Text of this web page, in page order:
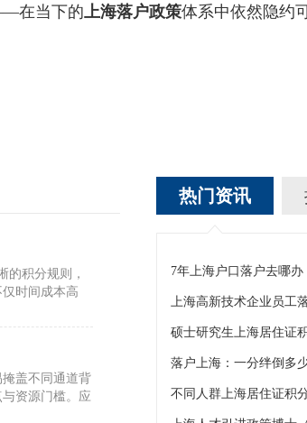
在当下的上海落户政策体系中依然隐约
的积分规则，
时间成本高
盖不同通道背
资源门槛。应
热门资讯
7年上海户口落户去哪办
上海高新技术企业员工
硕士研究生上海居住证
不同人群上海居住证积